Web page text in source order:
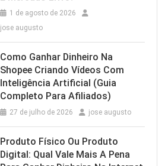
1 de agosto de 2026
jose augusto
Como Ganhar Dinheiro Na
Shopee Criando Vídeos Com
Inteligência Artificial (Guia
Completo Para Afiliados)
27 de julho de 2026 jose augusto
Produto Físico Ou Produto
Digital: Qual Vale Mais A Pena